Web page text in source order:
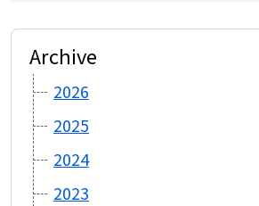
Archive
2026
2025
2024
2023